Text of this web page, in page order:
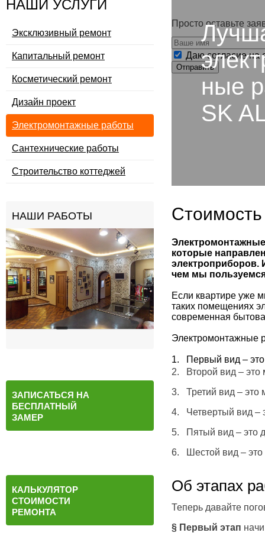
НАШИ УСЛУГИ
Эксклюзивный ремонт
Капитальный ремонт
Косметический ремонт
Дизайн проект
Электромонтажные работы
Сантехнические работы
Строительство коттеджей
НАШИ РАБОТЫ
ЗАПИСАТЬСЯ НА
БЕСПЛАТНЫЙ
ЗАМЕР
КАЛЬКУЛЯТОР
СТОИМОСТИ
РЕМОНТА
Просто оставьте
Даю согласие на
Отправить
ные
SK
которые
электроприборов.
чем мы пользуемся
Если квартире уже
таких помещениях
современная
Электромонтажные
1. Первый вид – это
2. Второй вид – это
3. Третий вид – это
4. Четвертый вид –
5. Пятый вид – это
6. Шестой вид – это
Об этапах
Теперь давайте
§ Первый этап